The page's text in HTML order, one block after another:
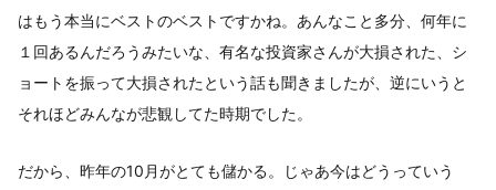
はもう本当にベストのベストですかね。あんなこと多分、何年に
１回あるんだろうみたいな、有名な投資家さんが大損された、シ
ョートを振って大損されたという話も聞きましたが、逆にいうと
それほどみんなが悲観してた時期でした。
だから、昨年の10月がとても儲かる。じゃあ今はどうっていう